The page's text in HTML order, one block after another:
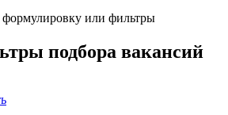
или фильтры
подбора вакансий